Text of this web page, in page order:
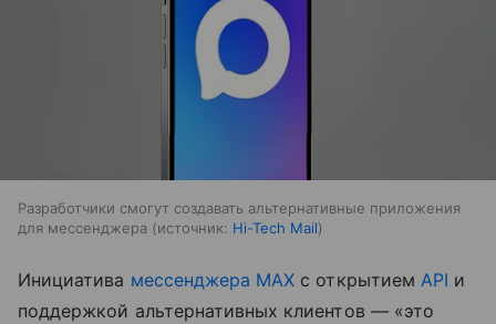
Разработчики смогут создавать альтернативные приложения
для мессенджера
источник: Hi-Tech Mail
Инициатива мессенджера MAX с открытием API и
поддержкой альтернативных клиентов — «это